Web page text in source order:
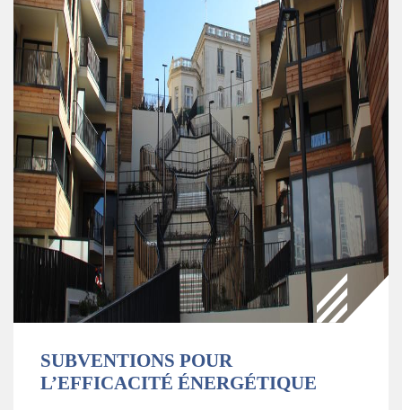
SUBVENTIONS POUR
L’EFFICACITÉ ÉNERGÉTIQUE